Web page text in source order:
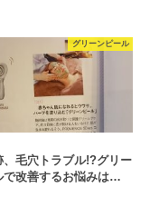
グリーンピール
、毛穴トラブル!?グリー
で改善するお悩みは…